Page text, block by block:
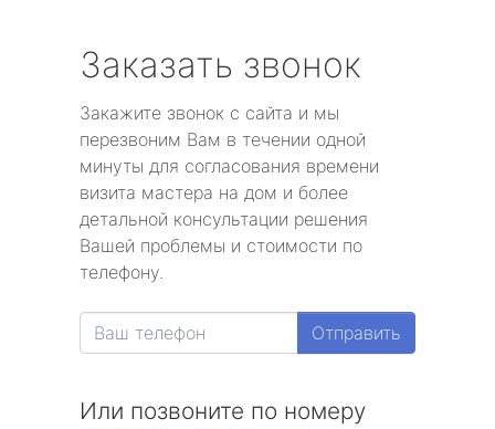
Заказать звонок
Закажите звонок с сайта и мы
перезвоним Вам в течении одной
минуты для согласования времени
визита мастера на дом и более
детальной консультации решения
Вашей проблемы и стоимости по
телефону.
Отправить
Или позвоните по номеру